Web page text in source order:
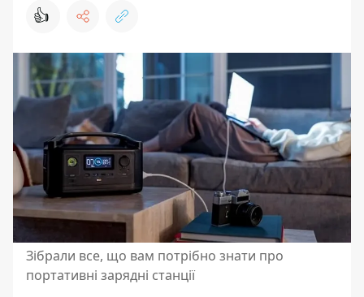
👍
Зібрали все, що вам потрібно знати про
портативні зарядні станції